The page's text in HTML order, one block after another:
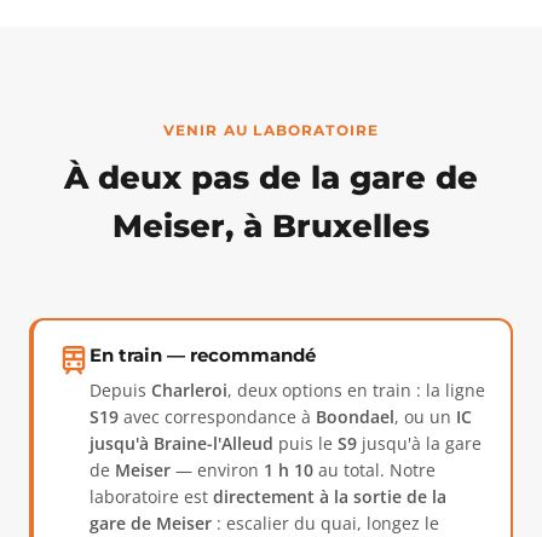
VENIR AU LABORATOIRE
À deux pas de la gare de
Meiser, à Bruxelles
En train — recommandé
Depuis Charleroi, deux options en train : la ligne
S19 avec correspondance à Boondael, ou un IC
jusqu'à Braine-l'Alleud puis le S9 jusqu'à la gare
de Meiser — environ 1 h 10 au total. Notre
laboratoire est directement à la sortie de la
gare de Meiser : escalier du quai, longez le